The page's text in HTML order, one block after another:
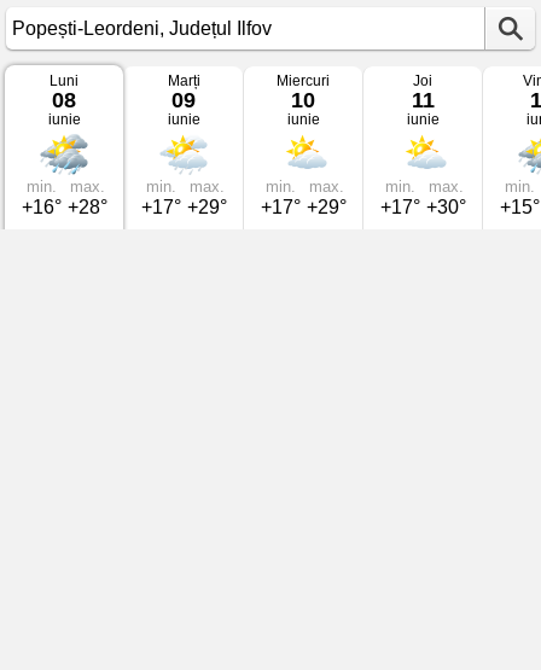
Vremea
Popești-
Leordeni
pe
iunie
2026
Județul
Luni
08
iunie
min.
+16°
max.
+28°
Marți
09
iunie
min.
+17°
max.
+29°
Miercuri
10
iunie
min.
+17°
max.
+29°
Joi
11
iunie
min.
+17°
max.
+30°
min.
+15°